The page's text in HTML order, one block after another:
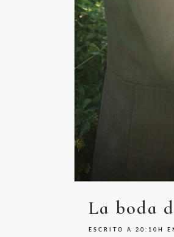
La boda
ESCRITO A 20:10H